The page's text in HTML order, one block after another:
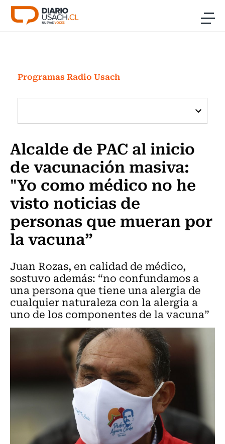
Click acá para ir directamente al contenido
Investigación
Cultura
Programas Radio y TV Usach
Programas Radio Usach
Alcalde de PAC al inicio
de vacunación masiva:
"Yo como médico no he
visto noticias de
personas que mueran por
la vacuna”
Juan Rozas, en calidad de médico,
sostuvo además: “no confundamos a
una persona que tiene una alergia de
cualquier naturaleza con la alergia a
uno de los componentes de la vacuna”